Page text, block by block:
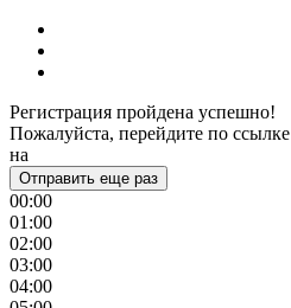
Регистрация пройдена успешно!
Пожалуйста, перейдите по
на
Отправить еще раз
00:00
01:00
02:00
03:00
04:00